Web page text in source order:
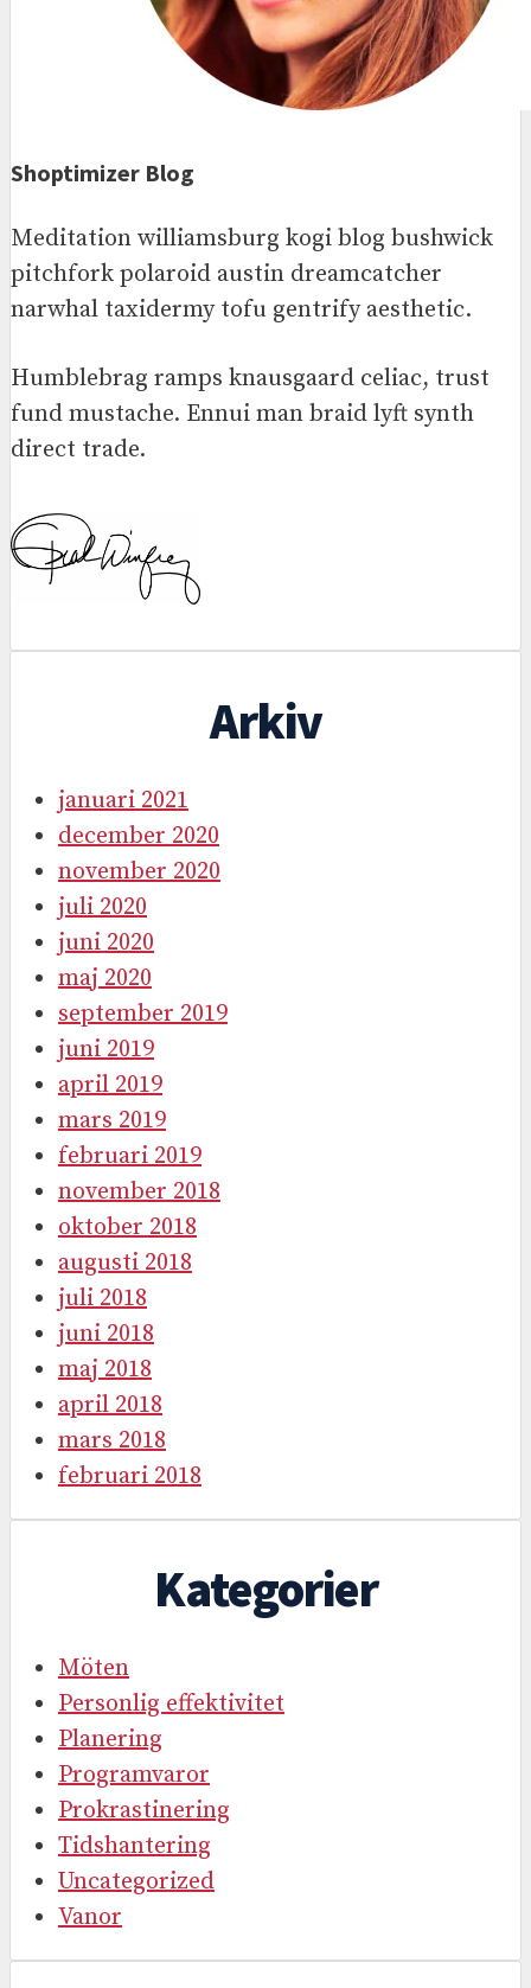
Shoptimizer Blog
Meditation williamsburg kogi blog bushwick
pitchfork polaroid austin dreamcatcher
narwhal taxidermy tofu gentrify aesthetic.
Humblebrag ramps knausgaard celiac, trust
fund mustache. Ennui man braid lyft synth
direct trade.
Arkiv
januari 2021
december 2020
november 2020
juli 2020
juni 2020
maj 2020
september 2019
juni 2019
april 2019
mars 2019
februari 2019
november 2018
oktober 2018
augusti 2018
juli 2018
juni 2018
maj 2018
april 2018
mars 2018
februari 2018
Kategorier
Möten
Personlig effektivitet
Planering
Programvaror
Prokrastinering
Tidshantering
Uncategorized
Vanor